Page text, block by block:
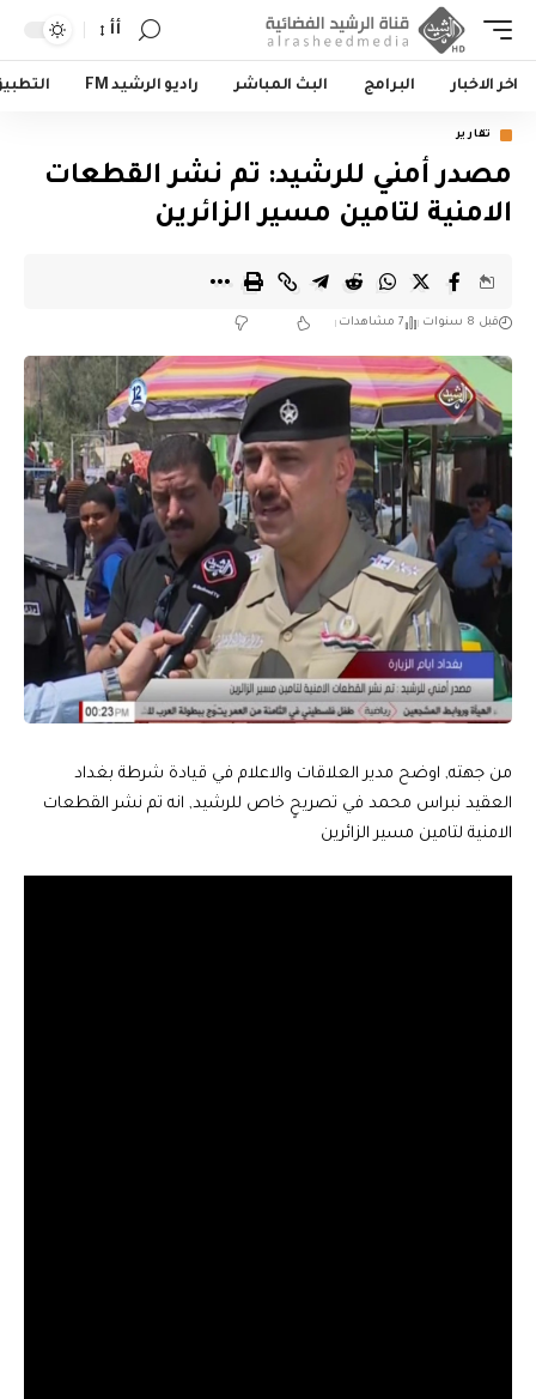
أأ
اخر الاخبار البرامج البث المباشر راديو الرشيد FM
تقارير
مصدر أمني للرشيد: تم نشر القطعات
الامنية لتامين مسير الزائرين
قبل 8 سنوات 7 مشاهدات
من جهته, اوضح مدير العلاقات والاعلام في قيادة شرطة بغداد
العقيد نبراس محمد في تصريحٍ خاص للرشيد, انه تم نشر القطعات
الامنية لتامين مسير الزائرين